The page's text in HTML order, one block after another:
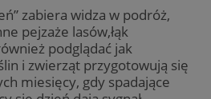
zabiera widza w podróż,
pejzaże lasów,łąk
podglądać jak
i zwierząt przygotowują się
miesięcy, gdy spadające